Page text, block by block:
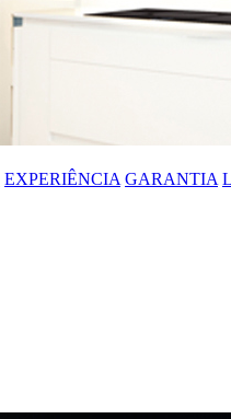
EXPERIÊNCIA GARANTIA